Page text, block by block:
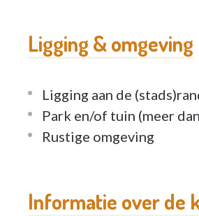
Direction :
Ligging & omgeving
Ligging aan de
Park en/of tuin (meer
Rustige omgeving
Informatie over de